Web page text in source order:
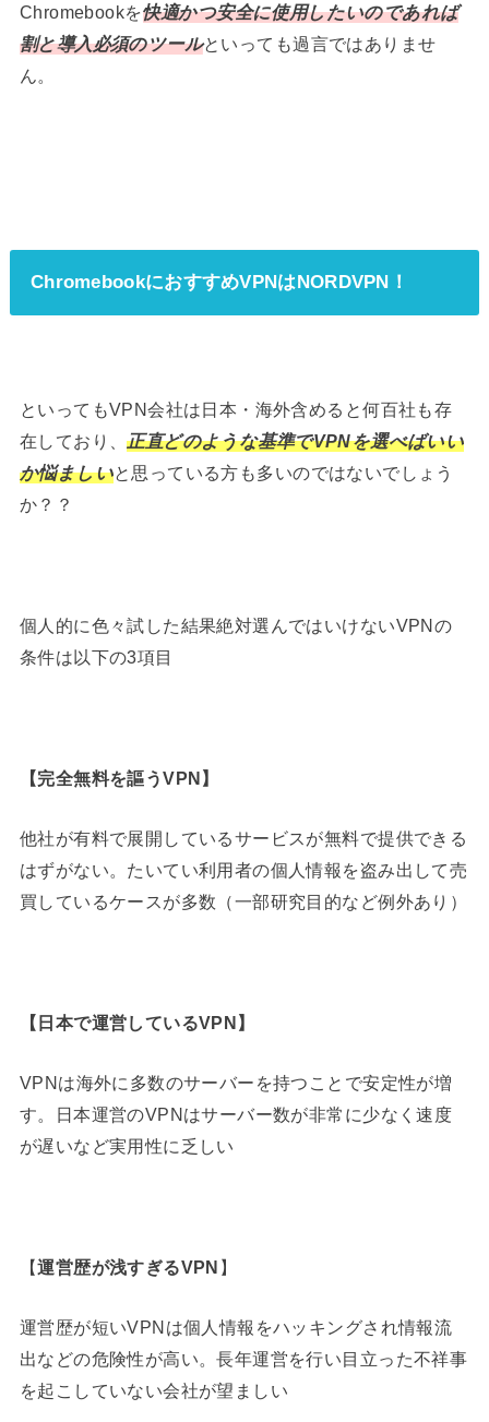
Chromebookを快適かつ安全に使用したいのであれば
割と導入必須のツールといっても過言ではありませ
ん。
ChromebookにおすすめVPNはNORDVPN！
といってもVPN会社は日本・海外含めると何百社も存
在しており、正直どのような基準でVPNを選べばいい
か悩ましいと思っている方も多いのではないでしょう
か？？
個人的に色々試した結果絶対選んではいけないVPNの
条件は以下の3項目
【完全無料を謳うVPN】
他社が有料で展開しているサービスが無料で提供できる
はずがない。たいてい利用者の個人情報を盗み出して売
買しているケースが多数（一部研究目的など例外あり）
【 日本で運営しているVPN】
VPNは海外に多数のサーバーを持つことで安定性が増
す。日本運営のVPNはサーバー数が非常に少なく速度
が遅いなど実用性に乏しい
【運営歴が浅すぎるVPN 】
運営歴が短いVPNは個人情報をハッキングされ情報流
出などの危険性が高い。長年運営を行い目立った不祥事
を起こしていない会社が望ましい